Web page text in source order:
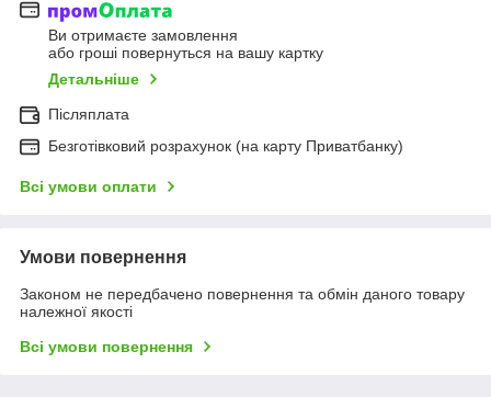
Ви отримаєте замовлення
або гроші повернуться на вашу картку
Детальніше
Післяплата
Безготівковий розрахунок (на карту Приватбанку)
Всі умови оплати
Умови повернення
Законом не передбачено повернення та обмін даного товару
належної якості
Всі умови повернення